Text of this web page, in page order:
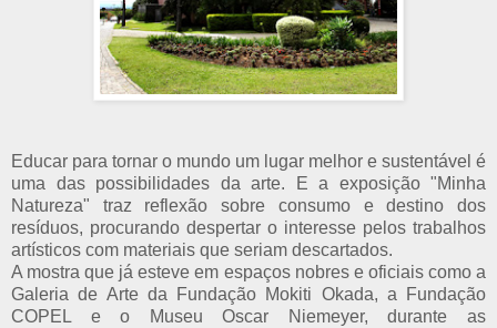
Educar para tornar o mundo um lugar melhor e sustentável é
uma das possibilidades da arte. E a exposição "Minha
Natureza" traz reflexão sobre consumo e destino dos
resíduos, procurando despertar o interesse pelos trabalhos
artísticos com materiais que seriam descartados.
A mostra que já esteve em espaços nobres e oficiais como a
Galeria de Arte da Fundação Mokiti Okada, a Fundação
COPEL e o Museu Oscar Niemeyer, durante as